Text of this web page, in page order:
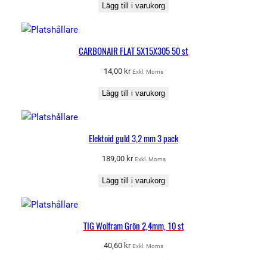
Lägg till i varukorg
CARBONAIR FLAT 5X15X305 50 st
14,00 kr Exkl. Moms
Lägg till i varukorg
Elektoid guld 3,2 mm 3 pack
189,00 kr Exkl. Moms
Lägg till i varukorg
TIG Wolfram Grön 2,4mm, 10 st
40,60 kr Exkl. Moms